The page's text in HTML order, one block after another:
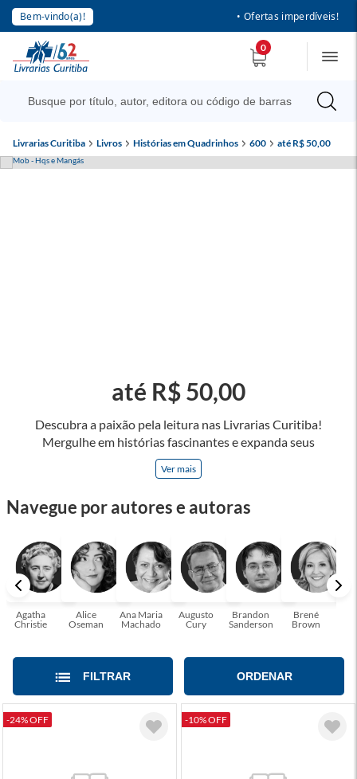
Bem-vindo(a)! • Ofertas imperdíveis!
0
Livrarias Curitiba Livros Histórias em Quadrinhos 600 até R$ 50,00
Descubra a paixão pela leitura nas Livrarias Curitiba!
Mergulhe em histórias fascinantes e expanda seus
horizontes, onde cada página é uma porta para novos
universos e perspectivas. Ler nos permite viajar sem sair do
e tenha a oportunidade de alcançar o seu crescimento
passe um tempo no mundo da imaginação! A leitura
transforma vidas e estamos aqui para ajudar a transformar a
sua! Tenha certeza, temos o livro perfeito para você!
Ver mais
até R$ 50,00
Navegue por autores e autoras
Agatha
Christie
Alice
Oseman
Ana Maria
Machado
Augusto
Cury
Brandon
Sanderson
Brené
Brown
FILTRAR ORDENAR
-24% OFF -10% OFF